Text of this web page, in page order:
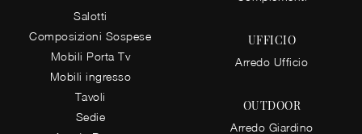
Salotti
Composizioni Sospese
Mobili Porta Tv
Mobili ingresso
Tavoli
Sedie
UFFICIO
Arredo Ufficio
OUTDOOR
Arredo Giardino